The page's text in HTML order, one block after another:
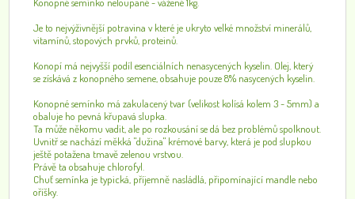
Je to nejvýživnější potravina v které je ukryto velké množství minerálů,
vitamínů, stopových prvků, proteinů.
Konopí má nejvyšší podíl esenciálních nenasycených kyselin. Olej, který
se získává z konopného semene, obsahuje pouze 8% nasycených kyselin.
Konopné semínko má zakulacený tvar (velikost kolísá kolem 3 - 5mm) a
obaluje ho pevná křupavá slupka.
Ta může někomu vadit, ale po rozkousání se dá bez problémů spolknout.
Uvnitř se nachází měkká "dužina" krémové barvy, která je pod slupkou
ještě potažena tmavě zelenou vrstvou.
Právě ta obsahuje chlorofyl.
Chuť semínka je typická, příjemně nasládlá, připomínající mandle nebo
oříšky.